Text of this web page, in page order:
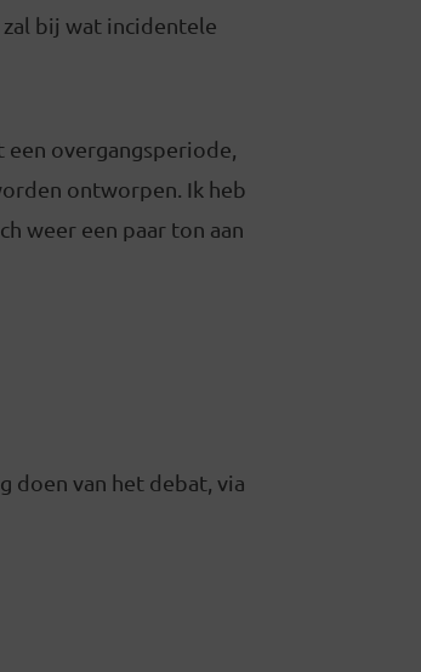
bij wat incidentele
een overgangsperiode,
ontworpen. Ik heb
weer een paar ton aan
doen van het debat, via